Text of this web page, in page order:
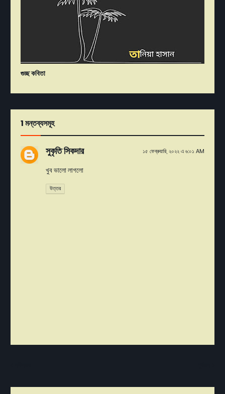
গুচ্ছ কবিতা
1 মন্তব্যসমূহ
সুকৃতি সিকদার ১৫ ফেব্রুয়ারি, ২০২২ এ ৬:০১ AM
খুব ভালো লাগলো
উত্তর